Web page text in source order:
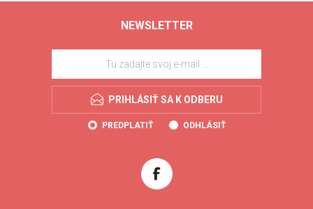
NEWSLETTER
PRIHLÁSIŤ SA K ODBERU
PREDPLATIŤ ODHLÁSIŤ